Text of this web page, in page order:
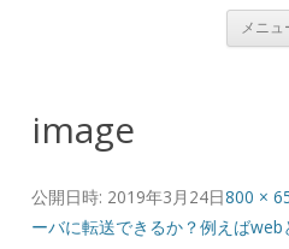
メニュ
image
公開日時: 2019年3月24日800 ×
ーバに転送できるか？例えばweb